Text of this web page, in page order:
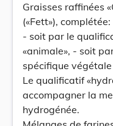
Graisses raffinées
(«Fett»), complétée:
- soit par le
«animale», - soit
spécifique
Le qualificatif
accompagner la
hydrogénée.